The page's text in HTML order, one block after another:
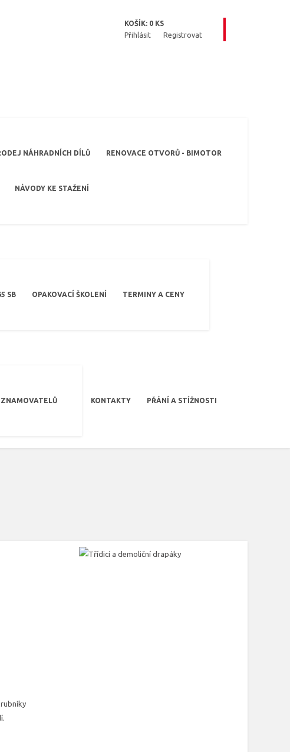
KOŠÍK: 0 KS
Přihlásit
Registrovat
NÁHRADNÍCH DÍLŮ RENOVACE OTVORŮ - BIMOTOR
NÁVODY KE STAŽENÍ
SB OPAKOVACÍ ŠKOLENÍ TERMINY A CENY
KONTAKTY PŘÁNÍ A STÍŽNOSTI